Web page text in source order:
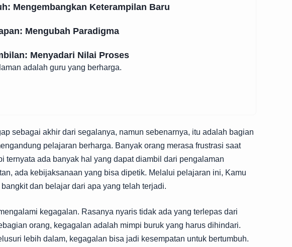
Mengembangkan Keterampilan Baru
Mengubah Paradigma
Menyadari Nilai Proses
adalah guru yang berharga.
sebagai akhir dari segalanya, namun sebenarnya, itu adalah bagian
pelajaran berharga. Banyak orang merasa frustrasi saat
ternyata ada banyak hal yang dapat diambil dari pengalaman
ada kebijaksanaan yang bisa dipetik. Melalui pelajaran ini, Kamu
dan belajar dari apa yang telah terjadi.
kegagalan. Rasanya nyaris tidak ada yang terlepas dari
orang, kegagalan adalah mimpi buruk yang harus dihindari.
lebih dalam, kegagalan bisa jadi kesempatan untuk bertumbuh.